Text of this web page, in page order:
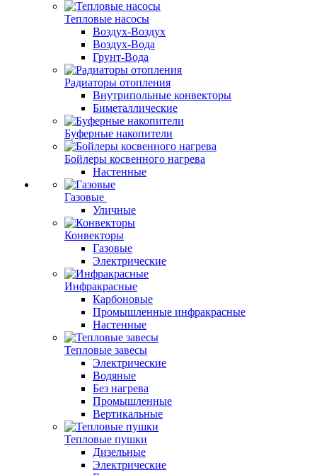
Тепловые насосы
Воздух-Воздух
Воздух-Вода
Грунт-Вода
Радиаторы отопления
Внутрипольные конвекторы
Биметаллические
Буферные накопители
Бойлеры косвенного нагрева
Настенные
Газовые
Уличные
Конвекторы
Газовые
Электрические
Инфракрасные
Карбоновые
Промышленные инфракрасные
Настенные
Тепловые завесы
Электрические
Водяные
Без нагрева
Промышленные
Вертикальные
Тепловые пушки
Дизельные
Электрические